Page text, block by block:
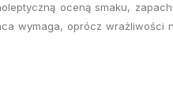
oceną smaku,
wymaga, oprócz